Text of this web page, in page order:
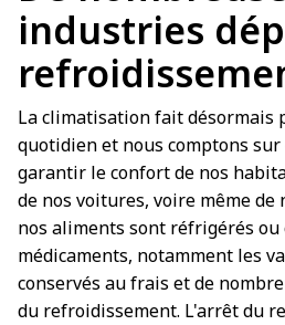
industries
La climatisation fait désormais
quotidien et nous comptons
garantir le confort de nos
de nos voitures, voire même
nos aliments sont réfrigérés ou
médicaments, notamment les
conservés au frais et de
du refroidissement. L'arrêt du